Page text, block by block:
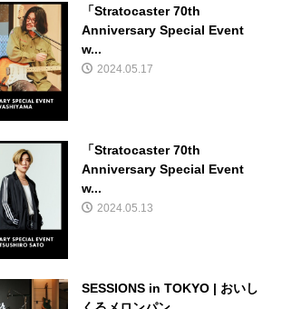
「Stratocaster 70th
Anniversary Special Event
w...
2024.05.17
「Stratocaster 70th
Anniversary Special Event
w...
2024.05.13
SESSIONS in TOKYO | おいし